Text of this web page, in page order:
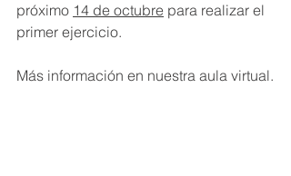
próximo 14 de octubre para realizar el
primer ejercicio.
Más información en nuestra aula virtual.